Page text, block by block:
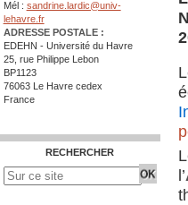
Mél : sandrine.lardic@univ-
lehavre.fr
ADRESSE POSTALE :
EDEHN - Université du Havre
25, rue Philippe Lebon
BP1123
76063 Le Havre cedex
France
RECHERCHER
l’